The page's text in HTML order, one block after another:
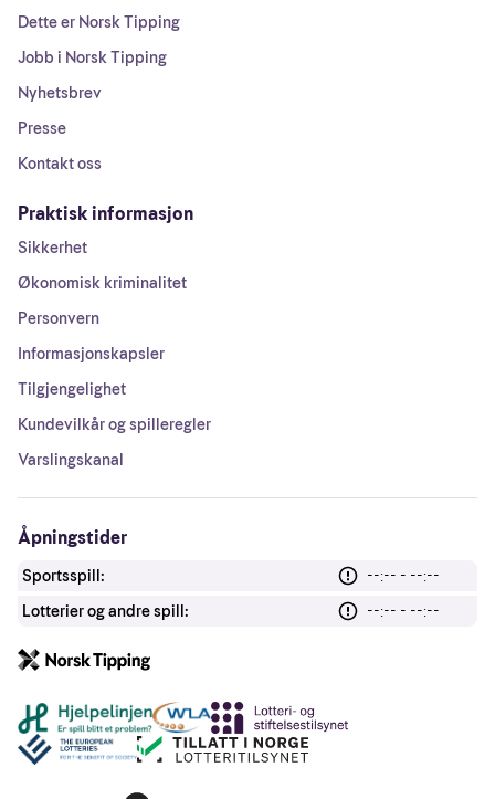
Dette er Norsk Tipping
Jobb i Norsk Tipping
Nyhetsbrev
Presse
Kontakt oss
Praktisk informasjon
Sikkerhet
Økonomisk kriminalitet
Personvern
Informasjonskapsler
Tilgjengelighet
Kundevilkår og spilleregler
Varslingskanal
Åpningstider
Sportsspill:
--:-- - --:--
Lotterier og andre spill:
--:-- - --:--
Andre lenker